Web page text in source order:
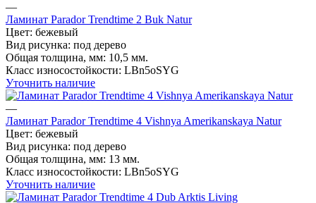
—
Ламинат Parador Trendtime 2 Buk Natur
Цвет: бежевый
Вид рисунка: под дерево
Общая толщина, мм: 10,5 мм.
Класс износостойкости: LBn5oSYG
Уточнить наличие
—
Ламинат Parador Trendtime 4 Vishnya Amerikanskaya Natur
Цвет: бежевый
Вид рисунка: под дерево
Общая толщина, мм: 13 мм.
Класс износостойкости: LBn5oSYG
Уточнить наличие